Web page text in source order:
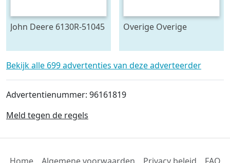
John Deere 6130R-51045
Overige Overige
Bekijk alle 699 advertenties van deze adverteerder
Advertentienummer: 96161819
Meld tegen de regels